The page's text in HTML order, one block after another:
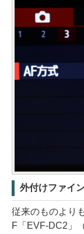
外付けファイ
従来のものより
F「EVF-DC2」